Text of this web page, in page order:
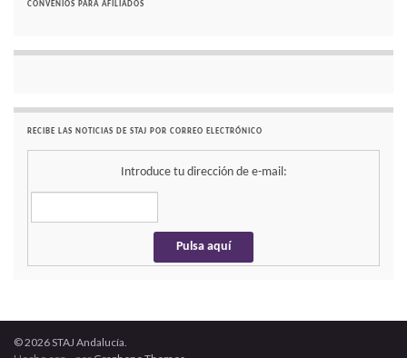
CONVENIOS PARA AFILIADOS
RECIBE LAS NOTICIAS DE STAJ POR CORREO ELECTRÓNICO
Introduce tu dirección de e-mail:
© 2026 STAJ Andalucía.